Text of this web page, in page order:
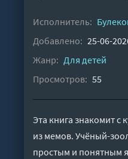
Исполнитель:
Добавлено: 25-06-
Жанр: Для детей
Просмотров: 55
Эта книга знакомит
из мемов. Учёный-
простым и понятным